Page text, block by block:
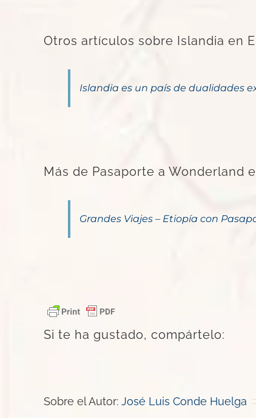
Otros artículos sobre Islandia en
Islandia es un país de dualidades
Más de Pasaporte a Wonderland
Grandes Viajes – Etiopía con
Si te ha gustado, compártelo:
Sobre el Autor: José Luis Conde Huelga